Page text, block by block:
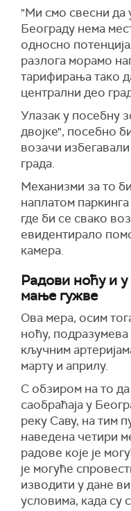
"Ми смо свесни да
Београду нема
односно
разлога морамо
тарифирања тако
централни део
Улазак у посебну
двојке", посебно
возачи
града.
Механизми за то
наплатом
где би се свако
евидентирало
камера.
Радови ноћу и
мање гужве
Ова мера, осим
ноћу, подразумева
кључним
марту и априлу.
С обзиром на то
саобраћаја у
реку Саву, на тим
наведена четири
радове које је
је могуће
изводити у дане
условима, када су